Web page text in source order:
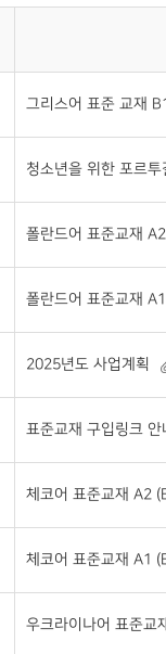
그리스어 표준 교재
청소년을 위한 포르
폴란드어 표준교재
폴란드어 표준교재
2025년도 사업계획
표준교재 구입링크 안
체코어 표준교재 A2
체코어 표준교재 A1
우크라이나어 표준교